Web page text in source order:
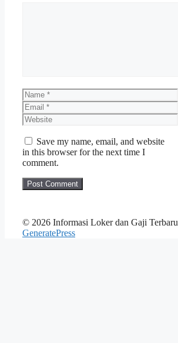
Name
Email
Website
Save my name, email, and website
in this browser for the next time I
comment.
© 2026 Informasi Loker dan Gaji Terbaru
GeneratePress